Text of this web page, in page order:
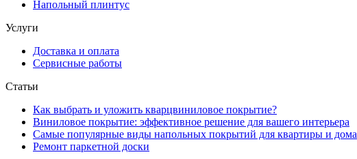
Напольный плинтус
Услуги
Доставка и оплата
Сервисные работы
Статьи
Как выбрать и уложить кварцвиниловое покрытие?
Виниловое покрытие: эффективное решение для вашего интерьера
Самые популярные виды напольных покрытий для квартиры и дома
Ремонт паркетной доски